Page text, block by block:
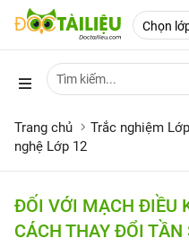
Trang chủ Trắc nghiệm
nghệ Lớp 12
ĐỐI VỚI MẠCH ĐIỀU
CÁCH THAY ĐỔI TẦN